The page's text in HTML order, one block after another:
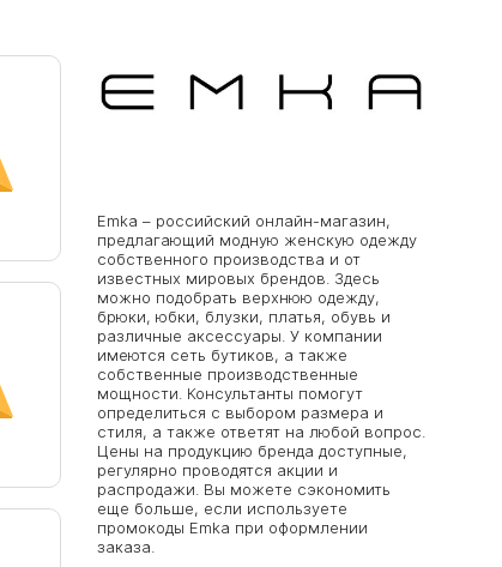
Emka – российский онлайн-магазин,
предлагающий модную женскую одежду
собственного производства и от
известных мировых брендов. Здесь
можно подобрать верхнюю одежду,
брюки, юбки, блузки, платья, обувь и
различные аксессуары. У компании
имеются сеть бутиков, а также
собственные производственные
мощности. Консультанты помогут
определиться с выбором размера и
стиля, а также ответят на любой вопрос.
Цены на продукцию бренда доступные,
регулярно проводятся акции и
распродажи. Вы можете сэкономить
еще больше, если используете
промокоды Emka при оформлении
заказа.